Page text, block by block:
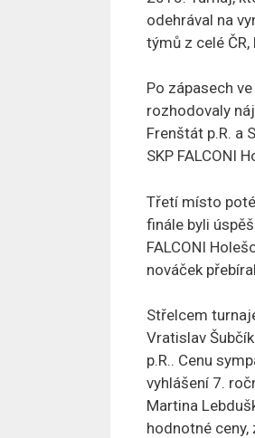
odehrával na
týmů z celé
Po zápasech
rozhodovaly
Frenštát p.R. a
SKP FALCONI
Třetí místo poté
finále byli
FALCONI
nováček
Střelcem
Vratislav
p.R.. Cenu
vyhlášení 7.
Martina
hodnotné